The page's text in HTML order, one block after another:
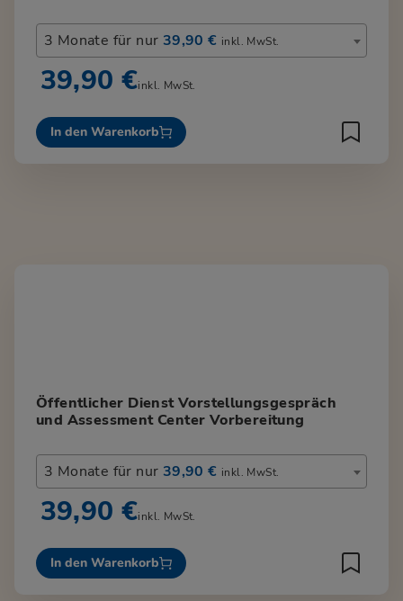
3 Monate für nur 39,90 € inkl. MwSt.
39,90 €inkl. MwSt.
In den Warenkorb
Öffentlicher Dienst Vorstellungsgespräch
und Assessment Center Vorbereitung
3 Monate für nur 39,90 € inkl. MwSt.
39,90 €inkl. MwSt.
In den Warenkorb